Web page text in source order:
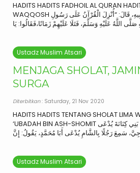
HADITS HADITS FADHOIL AL QURAN
WAQQOSH عَنْ مُصْعَبِ بْنِ سَعْدٍ، عَنْ أَبِيهِ، قَالَ: “أُنْزِلَ الْقُرْآنُ عَلَى رَسُولِ
Ustadz Muslim Atsari
MENJAGA SHOLAT,
SURGA
Diterbitkan: Saturday, 21 Nov 2020
HADITS HADITS TENTANG SHOLAT LIMA
‘UBADAH BIN ASH-SHOMIT عَنِ ابْنِ مُحَيْرِيزٍ، أَنَّ رَجُلًا مِنْ بَنِي كِنَانَةَ يُدْعَى
Ustadz Muslim Atsari